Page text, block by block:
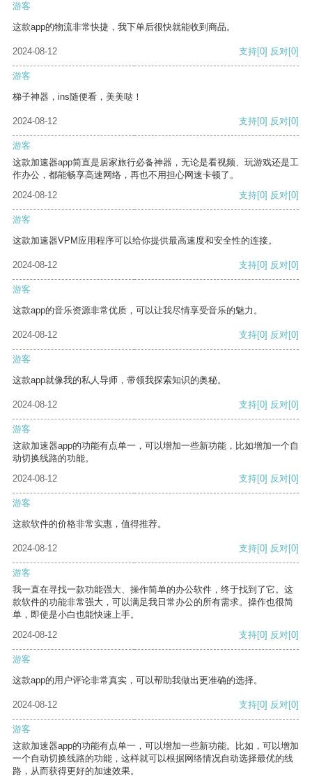
游客
这款app的物流非常快捷，我下单后很快就能收到商品。
2024-08-12 支持[0] 反对[0]
游客
梯子神器，ins随便看，美美哒！
2024-08-12 支持[0] 反对[0]
游客
这款加速器app简直是居家旅行必备神器，无论是看视频、玩游戏还是工
作办公，都能畅享高速网络，再也不用担心网速卡顿了。
2024-08-12
支持[0] 反对[0]
游客
这款加速器VPM应用程序可以给你提供最高速度和安全性的连接。
2024-08-12 支持[0] 反对[0]
游客
这款app的音乐资源非常优质，可以让我尽情享受音乐的魅力。
2024-08-12 支持[0] 反对[0]
游客
这款app就像我的私人导师，带领我探索知识的奥秘。
2024-08-12 支持[0] 反对[0]
游客
这款加速器app的功能有点单一，可以增加一些新功能，比如增加一个自
动切换线路的功能。
2024-08-12
支持[0] 反对[0]
游客
这款软件的价格非常实惠，值得推荐。
2024-08-12 支持[0] 反对[0]
游客
我一直在寻找一款功能强大、操作简单的办公软件，终于找到了它。这
款软件的功能非常强大，可以满足我日常办公的所有需求。操作也很简
单，即使是小白也能快速上手。
2024-08-12
支持[0] 反对[0]
游客
这款app的用户评论非常真实，可以帮助我做出更准确的选择。
2024-08-12 支持[0] 反对[0]
游客
这款加速器app的功能有点单一，可以增加一些新功能。比如，可以增加
一个自动切换线路的功能，这样就可以根据网络情况自动选择最优的线
路，从而获得更好的加速效果。